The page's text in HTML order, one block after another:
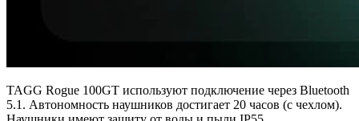
TAGG Rogue 100GT используют подключение через Bluetooth
5.1. Автономность наушников достигает 20 часов (с чехлом).